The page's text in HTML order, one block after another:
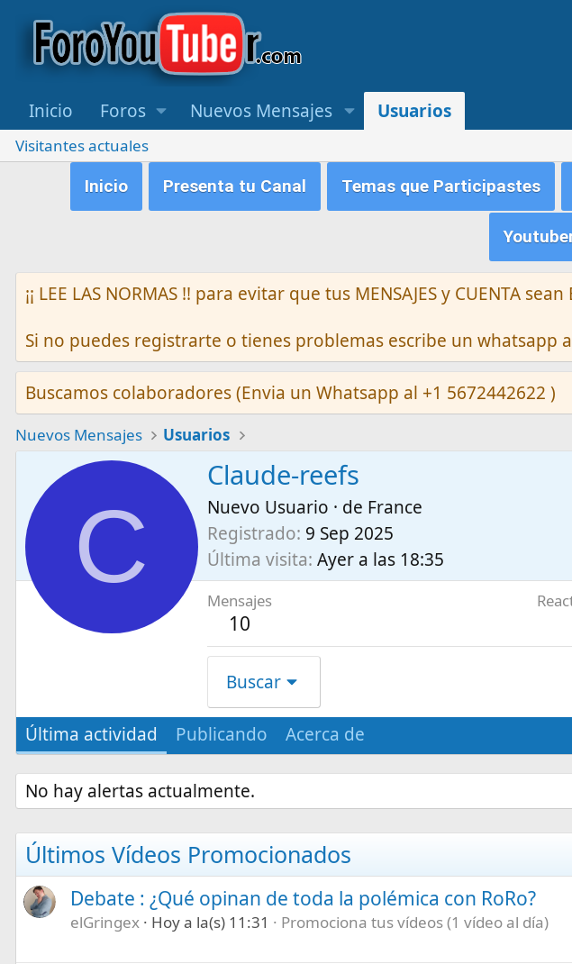
Inicio Foros Nuevos Mensajes Usuarios
Visitantes actuales
Inicio
Presenta tu Canal Temas que Participastes
¡¡ LEE LAS NORMAS !! para evitar que tus MENSAJES y CUENTA sean
Si no puedes registrarte o tienes problemas escribe un whatsapp
Buscamos colaboradores (Envia un Whatsapp al +1 5672442622 )
Nuevos Mensajes Usuarios
C
Claude-reefs
Nuevo Usuario · de France
Registrado 9 Sep 2025
Última visita Ayer a las 18:35
Mensajes
10
Buscar
Última actividad Publicando Acerca de
No hay alertas actualmente.
Últimos Vídeos Promocionados
Debate : ¿Qué opinan de toda la polémica con RoRo?
elGringex Hoy a la(s) 11:31 Promociona tus vídeos (1 vídeo al día)